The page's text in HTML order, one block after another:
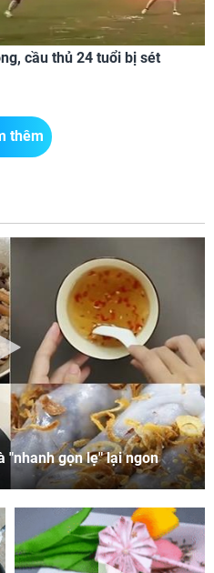
cầu thủ 24 tuổi bị sét
thêm
"nhanh gọn lẹ" lại ngon